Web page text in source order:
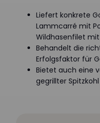
Liefert konkrete
Lammcarré mit
Wildhasenfilet mit
Behandelt die
Erfolgsfaktor für
Bietet auch eine
gegrillter